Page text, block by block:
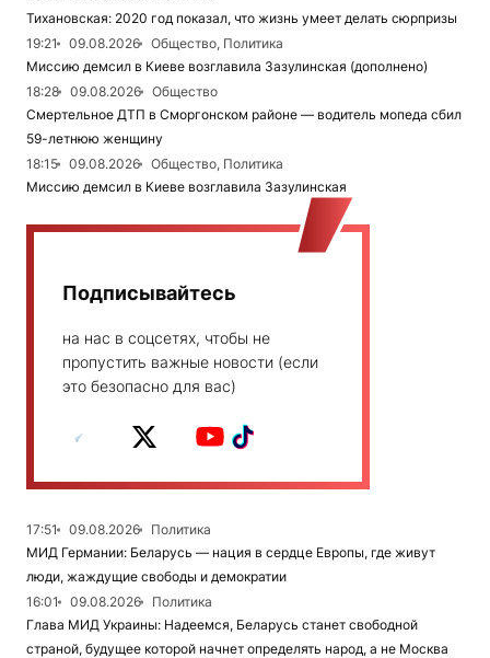
Тихановская: 2020 год показал, что жизнь умеет делать сюрпризы
19:21
09.08.2026
Общество, Политика
Миссию демсил в Киеве возглавила Зазулинская (дополнено)
18:28
09.08.2026
Общество
Смертельное ДТП в Сморгонском районе — водитель мопеда сбил
59-летнюю женщину
18:15
09.08.2026
Общество, Политика
Миссию демсил в Киеве возглавила Зазулинская
Подписывайтесь
на нас в соцсетях, чтобы не
пропустить важные новости (если
это безопасно для вас)
17:51 09.08.2026
Политика
МИД Германии: Беларусь — нация в сердце Европы, где живут
люди, жаждущие свободы и демократии
16:01
09.08.2026
Политика
Глава МИД Украины: Надеемся, Беларусь станет свободной
страной, будущее которой начнет определять народ, а не Москва